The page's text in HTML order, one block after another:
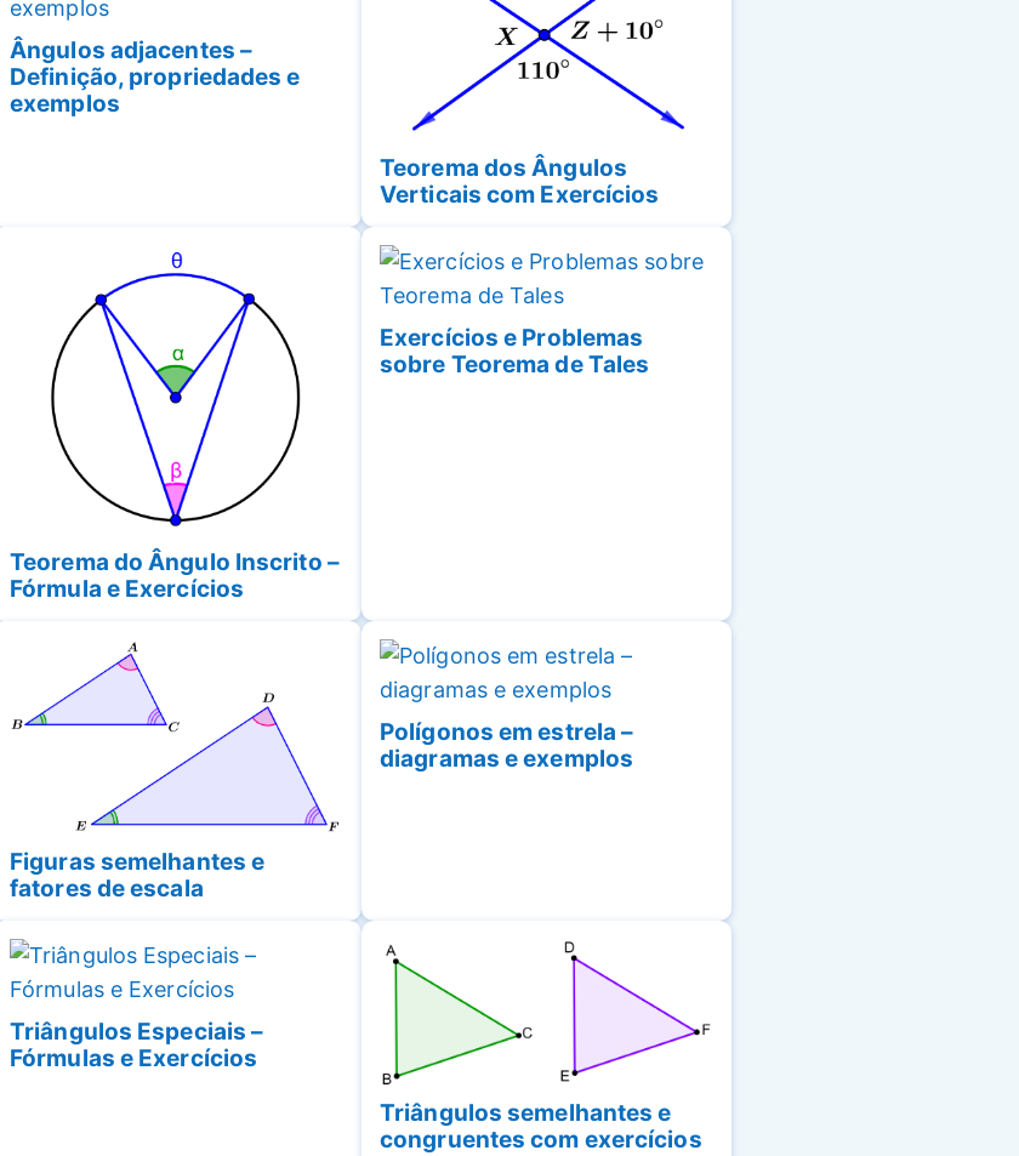
Ângulos adjacentes –
Definição, propriedades e
exemplos
Teorema dos Ângulos
Verticais com Exercícios
Teorema do Ângulo Inscrito –
Fórmula e Exercícios
Exercícios e Problemas
sobre Teorema de Tales
Figuras semelhantes e
fatores de escala
Polígonos em estrela –
diagramas e exemplos
Triângulos Especiais –
Fórmulas e Exercícios
Triângulos semelhantes e
congruentes com exercícios